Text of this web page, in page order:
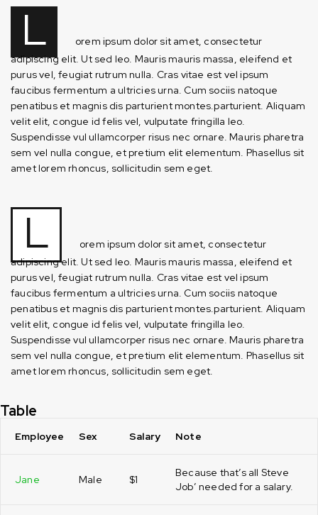
L
orem ipsum dolor sit amet, consectetur
adipiscing elit. Ut sed leo. Mauris mauris massa, eleifend et
purus vel, feugiat rutrum nulla. Cras vitae est vel ipsum
faucibus fermentum a ultricies urna. Cum sociis natoque
penatibus et magnis dis parturient montes.parturient. Aliquam
velit elit, congue id felis vel, vulputate fringilla leo.
Suspendisse vul ullamcorper risus nec ornare. Mauris pharetra
sem vel nulla congue, et pretium elit elementum. Phasellus sit
amet lorem rhoncus, sollicitudin sem eget.
L
orem ipsum dolor sit amet, consectetur
adipiscing elit. Ut sed leo. Mauris mauris massa, eleifend et
purus vel, feugiat rutrum nulla. Cras vitae est vel ipsum
faucibus fermentum a ultricies urna. Cum sociis natoque
penatibus et magnis dis parturient montes.parturient. Aliquam
velit elit, congue id felis vel, vulputate fringilla leo.
Suspendisse vul ullamcorper risus nec ornare. Mauris pharetra
sem vel nulla congue, et pretium elit elementum. Phasellus sit
amet lorem rhoncus, sollicitudin sem eget.
Table
Employee Sex Salary Note
Jane Male $1
Because that’s all Steve
Job’ needed for a salary.